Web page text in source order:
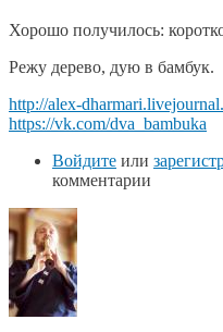
Хорошо получилось:
Режу дерево, дую в бамбук.
http://alex-
https://vk.com/dva_bambuka
Войдите или
комментарии